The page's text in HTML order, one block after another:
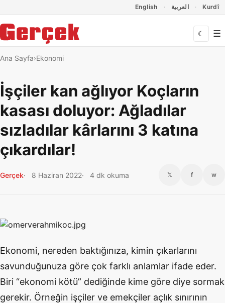
English العربية Kurdî
☾ ☰
Ana Sayfa Ekonomi
İşçiler kan ağlıyor Koçların
kasası doluyor: Ağladılar
sızladılar kârlarını 3 katına
çıkardılar!
Gerçek 8 Haziran 2022 4 dk okuma 𝕏 f w
Ekonomi, nereden baktığınıza, kimin çıkarlarını
savunduğunuza göre çok farklı anlamlar ifade eder.
Biri “ekonomi kötü” dediğinde kime göre diye sormak
gerekir. Örneğin işçiler ve emekçiler açlık sınırının